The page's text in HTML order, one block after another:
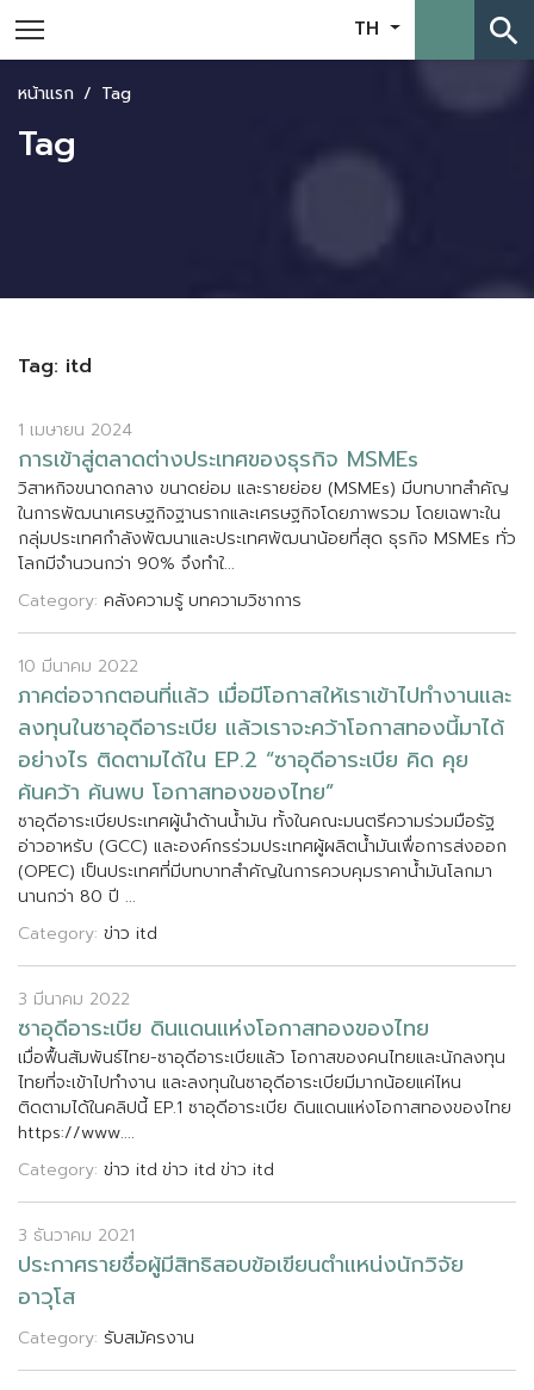
TH search
หน้าแรก Tag
Tag
Tag: itd
1 เมษายน 2024
การเขาสตลาดตางประเทศของธรกจ MSMEs
วสาหกจขนาดกลาง ขนาดยอม และรายยอย (MSMEs) มบทบาทสคญ
ในการพฒนาเศรษฐกจฐานรากและเศรษฐกจโดยภาพรวม โดยเฉพาะใน
กลมประเทศกลงพฒนาและประเทศพฒนานอยทสด ธรกจ MSMEs ทว
โลกมจนวนกวา 90% จงทใ...
Category: คลังความรู้บทความวิชาการ
10 มีนาคม 2022
ภาคตอจากตอนทแลว เมอมโอกาสใหเราเขาไปทงานและ
ลงทนในซาอดอาระเบย แลวเราจะควาโอกาสทองนมาได
อยางไร ตดตามไดใน EP.2 “ซาอดอาระเบย คด คย
คนควา คนพบ โอกาสทองของไทย”
ซาอดอาระเบยประเทศผนดานนมน ทงในคณะมนตรความรวมมอรฐ
อาวอาหรบ (GCC) และองคกรรวมประเทศผผลตนมนเพอการสงออก
(OPEC) เปนประเทศทมบทบาทสคญในการควบคมราคานมนโลกมา
นานกวา 80 ป ...
Category: ข่าว itd
3 มีนาคม 2022
ซาอดอาระเบย ดนแดนแหงโอกาสทองของไทย
เมอฟนสมพนธไทย-ซาอดอาระเบยแลว โอกาสของคนไทยและนกลงทน
ไทยทจะเขาไปทงาน และลงทนในซาอดอาระเบยมมากนอยแคไหน
ตดตามไดในคลปน EP.1 ซาอดอาระเบย ดนแดนแหงโอกาสทองของไทย
https://www....
Category: ข่าว itd ข่าว itd ข่าว itd
3 ธันวาคม 2021
ประกาศรายชอผมสทธสอบขอเขยนตแหนงนกวจย
อาวโส
Category: รับสมัครงาน